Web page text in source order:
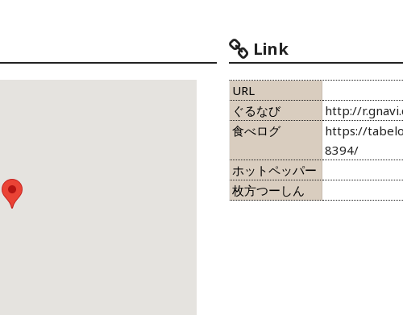
Link
URL
ぐるなび
http://
食べログ
https://
8394/
ホットペッパー
枚方つーしん